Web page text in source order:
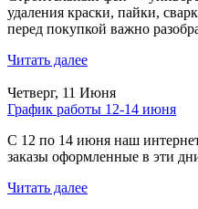
удаления краски, пайки,
перед покупкой важно
Читать далее
Четверг, 11 Июня
График работы 12-14 июня
С 12 по 14 июня наш
заказы оформленные в эти
Читать далее